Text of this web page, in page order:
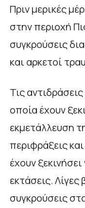
Πριν μερικές
στην περιοχή
συγκρούσεις
και αρκετοί
Τις
οποία έχουν
εκμετάλλευση
περιφράξεις
έχουν
εκτάσεις.
συγκρούσεις